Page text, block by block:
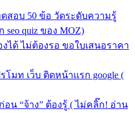
สอบ 50 ข้อ วัดระดับความรู้
seo quiz ของ MOZ)
งได้ ไม่ต้องรอ ขอใบเสนอราคา
โมท เว็บ ติดหน้าแรก google (
อน “จ้าง” ต้องรู้ ( ไม่คลิ๊ก! อ่าน